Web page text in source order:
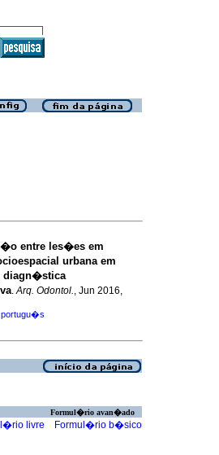
entre les�es em
urbana em
diagn�stica
.Arq. Odontol., Jun 2016,
portugu�s
Formul�rio avan�ado
livre Formul�rio b�sico